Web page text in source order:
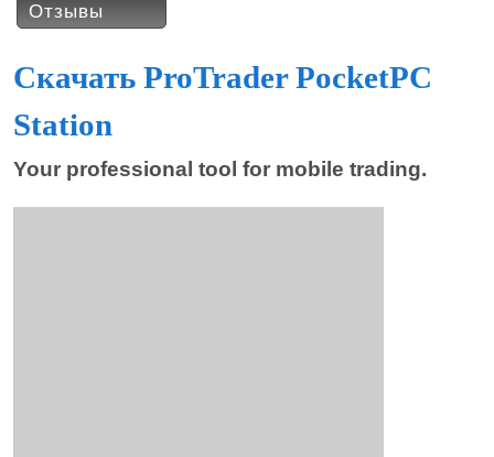
Отзывы
Скачать ProTrader PocketPC
Station
Your professional tool for mobile trading.